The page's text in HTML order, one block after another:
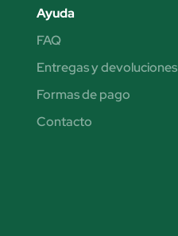
Ayuda
FAQ
Entregas y devoluciones
Formas de pago
Contacto